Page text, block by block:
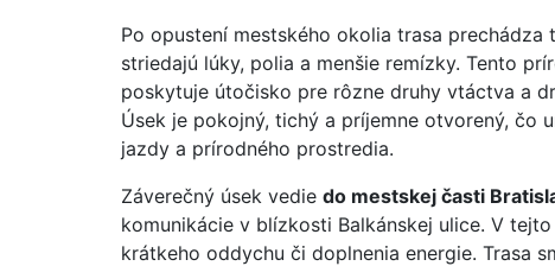
Po opustení mestského okolia trasa
striedajú lúky, polia a menšie remízky. Tento
poskytuje útočisko pre rôzne druhy vtáctva a
Úsek je pokojný, tichý a príjemne otvorený, čo
jazdy a prírodného prostredia.
Záverečný úsek vedie do mestskej časti
komunikácie v blízkosti Balkánskej ulice. V
krátkeho oddychu či doplnenia energie. Trasa